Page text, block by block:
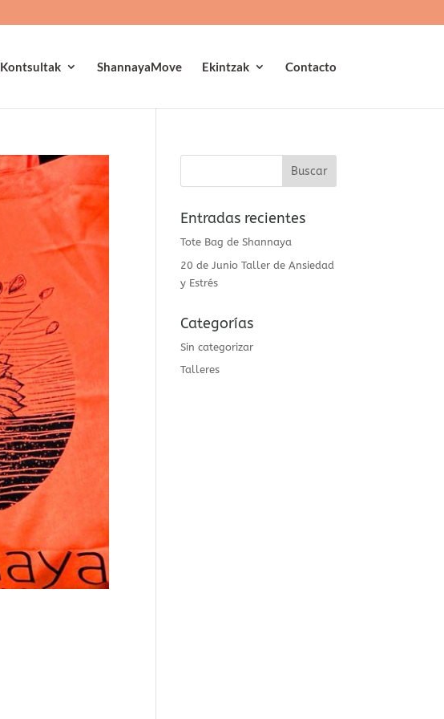
Kontsultak ShannayaMove Ekintzak Contacto
Entradas recientes
Tote Bag de Shannaya
20 de Junio Taller de Ansiedad
y Estrés
Categorías
Sin categorizar
Talleres